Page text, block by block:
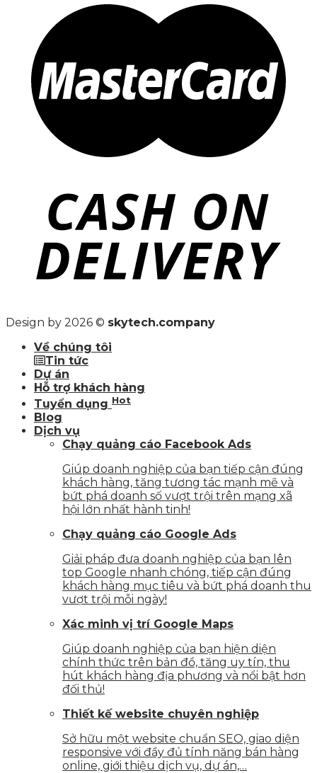
Design by 2026 © skytech.company
Về chúng tôi
Tin tức
Dự án
Hỗ trợ khách hàng
Tuyển dụng Hot
Blog
Dịch vụ
Chạy quảng cáo Facebook Ads
Giúp doanh nghiệp của bạn tiếp cận đúng
khách hàng, tăng tương tác mạnh mẽ và
bứt phá doanh số vượt trội trên mạng xã
hội lớn nhất hành tinh!
Chạy quảng cáo Google Ads
Giải pháp đưa doanh nghiệp của bạn lên
top Google nhanh chóng, tiếp cận đúng
khách hàng mục tiêu và bứt phá doanh thu
vượt trội mỗi ngày!
Xác minh vị trí Google Maps
Giúp doanh nghiệp của bạn hiện diện
chính thức trên bản đồ, tăng uy tín, thu
hút khách hàng địa phương và nổi bật hơn
đối thủ!
Thiết kế website chuyên nghiệp
Sở hữu một website chuẩn SEO, giao diện
responsive với đầy đủ tính năng bán hàng
online, giới thiệu dịch vụ, dự án,…